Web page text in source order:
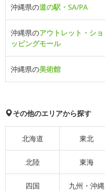
沖縄県の道の駅・SA/PA
沖縄県のアウトレット・ショ
ッピングモール
沖縄県の美術館
その他のエリアから探す
北海道 東北
北陸 東海
四国 九州・沖縄